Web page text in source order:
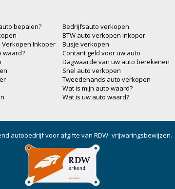
bepalen?
Verkopen Inkoper
waard?
Bedrijfsauto verkopen
BTW auto verkopen inkoper
Busje verkopen
Contant geld voor uw auto
Dagwaarde van uw auto berekenen
Snel auto verkopen
Tweedehands auto verkopen
Wat is mijn auto waard?
Wat is uw auto waard?
autobedrijf voor afgifte van RDW- vrijwaringsbewijzen.